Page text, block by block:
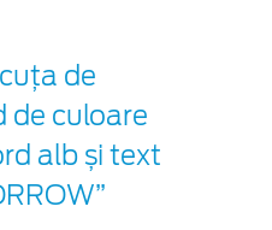
de
de culoare
alb și text